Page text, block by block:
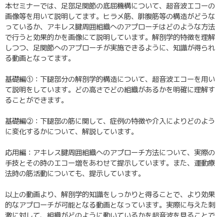
本セミナーでは、足部足関節の底屈機構について、超音波エコーの
画像等を用いて説明してます。ヒラメ筋、腓腹筋等の構造がどうな
っているか、アキレス腱周囲組織へのアプローチはどのような方法
で行うと効果的かを画像にて説明しています。解剖学的特徴を理解
しつつ、足関節へのアプローチが実施できるように、知識が得られ
る動画となってます。
基礎編①：下腿部分の解剖学的構造について、超音波エコーを用い
て説明をしています。どの高さでどの組織があるかを明確に理解す
ることができます。
基礎編②：下腿部の筋に関して、症例の特徴や介入によりどのよう
に変化するかについて、解説しています。
応用編：アキレス腱周囲組織へのアプローチ方法について、実際の
手技とその時のエコー増をあわせて提示しています。また、運動療
法時の筋活動についても、提示しています。
以上の動画より、解剖学的知識をしっかりと得ることで、より効果
的なアプローチが可能となる動画となっています。実際に与えた刺